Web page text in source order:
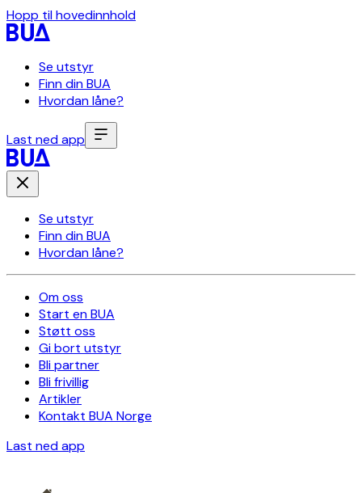
Hopp til hovedinnhold
Se utstyr
Finn din BUA
Hvordan låne?
Last ned app
Se utstyr
Finn din BUA
Hvordan låne?
Om oss
Start en BUA
Støtt oss
Gi bort utstyr
Bli partner
Bli frivillig
Artikler
Kontakt BUA Norge
Last ned app